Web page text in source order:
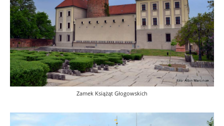
Zamek Książąt Głogowskich